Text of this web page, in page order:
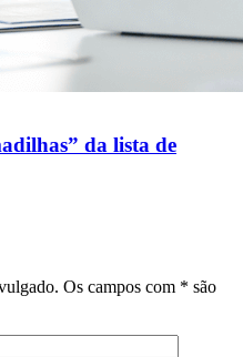
da lista de
Os campos com * são